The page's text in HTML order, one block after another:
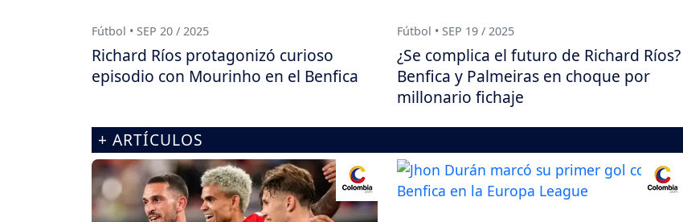
Fútbol • SEP 20 / 2025
Richard Ríos protagonizó curioso
episodio con Mourinho en el Benfica
Fútbol • SEP 19 / 2025
¿Se complica el futuro de Richard Ríos?
Benfica y Palmeiras en choque por
millonario fichaje
+ ARTÍCULOS